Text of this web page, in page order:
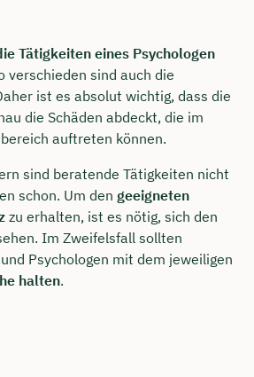
Tätigkeiten eines Psychologen
verschieden sind auch die
ist es absolut wichtig, dass die
die Schäden abdeckt, die im
auftreten können.
sind beratende Tätigkeiten nicht
schon. Um den geeigneten
zu erhalten, ist es nötig, sich den
Im Zweifelsfall sollten
Psychologen mit dem jeweiligen
halten.